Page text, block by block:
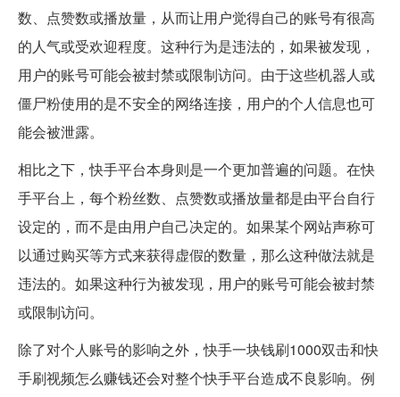
数、点赞数或播放量，从而让用户觉得自己的账号有很高
的人气或受欢迎程度。这种行为是违法的，如果被发现，
用户的账号可能会被封禁或限制访问。由于这些机器人或
僵尸粉使用的是不安全的网络连接，用户的个人信息也可
能会被泄露。
相比之下，快手平台本身则是一个更加普遍的问题。在快
手平台上，每个粉丝数、点赞数或播放量都是由平台自行
设定的，而不是由用户自己决定的。如果某个网站声称可
以通过购买等方式来获得虚假的数量，那么这种做法就是
违法的。如果这种行为被发现，用户的账号可能会被封禁
或限制访问。
除了对个人账号的影响之外，快手一块钱刷1000双击和快
手刷视频怎么赚钱还会对整个快手平台造成不良影响。例